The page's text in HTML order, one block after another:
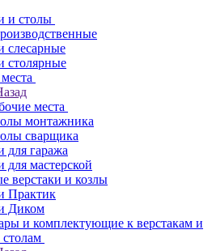
и столы
слесарные
столярные
места
монтажника
сварщика
для гаража
для мастерской
верстаки и козлы
Практик
Диком
и комплектующие к верстакам и